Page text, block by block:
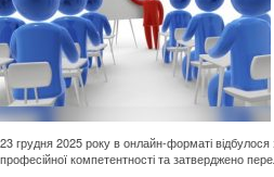
23 грудня 2025 року в онлайн-форматі відбулося
професійної компетентності та затверджено